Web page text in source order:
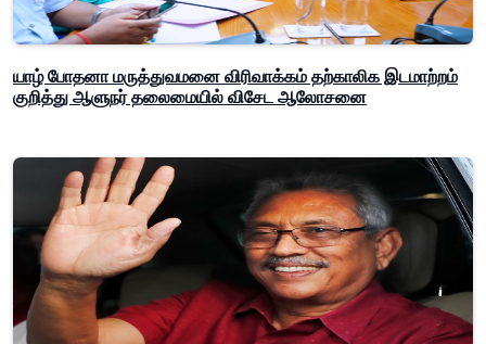
யாழ் போதனா மருத்துவமனை விரிவாக்கம் தற்காலிக இடமாற்றம்
குறித்து ஆளுநர் தலைமையில் விசேட ஆலோசனை